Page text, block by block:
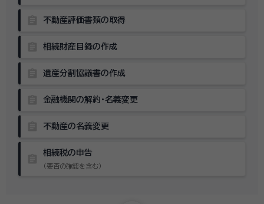
不動産評価書類の取得
相続財産目録の作成
遺産分割協議書の作成
金融機関の解約・名義変更
不動産の名義変更
相続税の申告
（要否の確認を含む）